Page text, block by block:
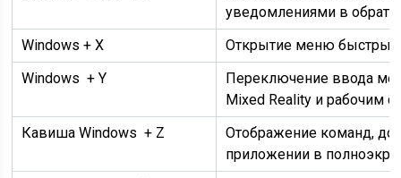
уведомлениями в
Windows + X
Открытие меню быстрых
Windows + Y
Переключение ввода
Mixed Reality и рабочим
Кавиша Windows + Z
Отображение команд,
приложении в